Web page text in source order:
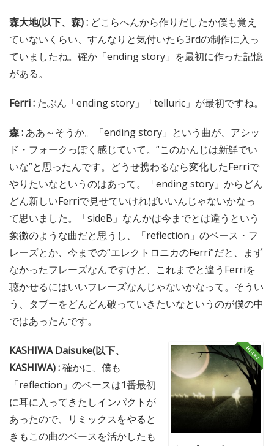
森大地(以下、森) : どこらへんから作りだしたか僕も覚え
ていないくらい、すんなりと気付いたら3rdの制作に入っ
ていましたね。確か「ending story」を最初に作った記憶
がある。
Ferri : たぶん「ending story」「telluric」が最初ですね。
森 : ああ～そうか。「ending story」という曲が、アシッ
ド・フォークっぽく感じていて。“このかんじは新鮮でい
いな”と思ったんです。どうせ携わるなら変化したFerriで
やりたいなというのはあって。「ending story」からどん
どん新しいFerriで見せていければいいんじゃないかなっ
て思いました。「sideB」なんかは今までとは違うという
象徴のような曲だと思うし、「reflection」のベース・フ
レーズとか、今までの“エレクトロニカのFerri”だと、まず
なかったフレーズなんですけど、これまでと違うFerriを
聴かせるにはいいフレーズなんじゃないかなって。そうい
う、タブーをどんどん破っていきたいなというのが僕の中
ではあったんです。
KASHIWA Daisuke(以下、
KASHIWA) :確かに、僕も
「reflection」のベースは1番最初
に耳に入ってきたしインパクトが
あったので、リミックスをやると
きもこの曲のベースを活かしたも